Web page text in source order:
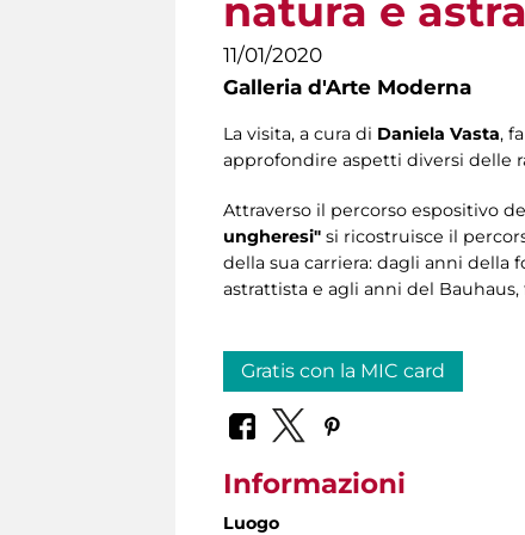
natura e
11/01/2020
Galleria d'Arte Moderna
La visita, a cura di Daniela Vasta,
approfondire aspetti diversi delle
Attraverso il percorso espositivo
ungheresi" si ricostruisce il
della sua carriera: dagli anni
astrattista e agli anni del
Gratis con la MIC card
Informazioni
Luogo